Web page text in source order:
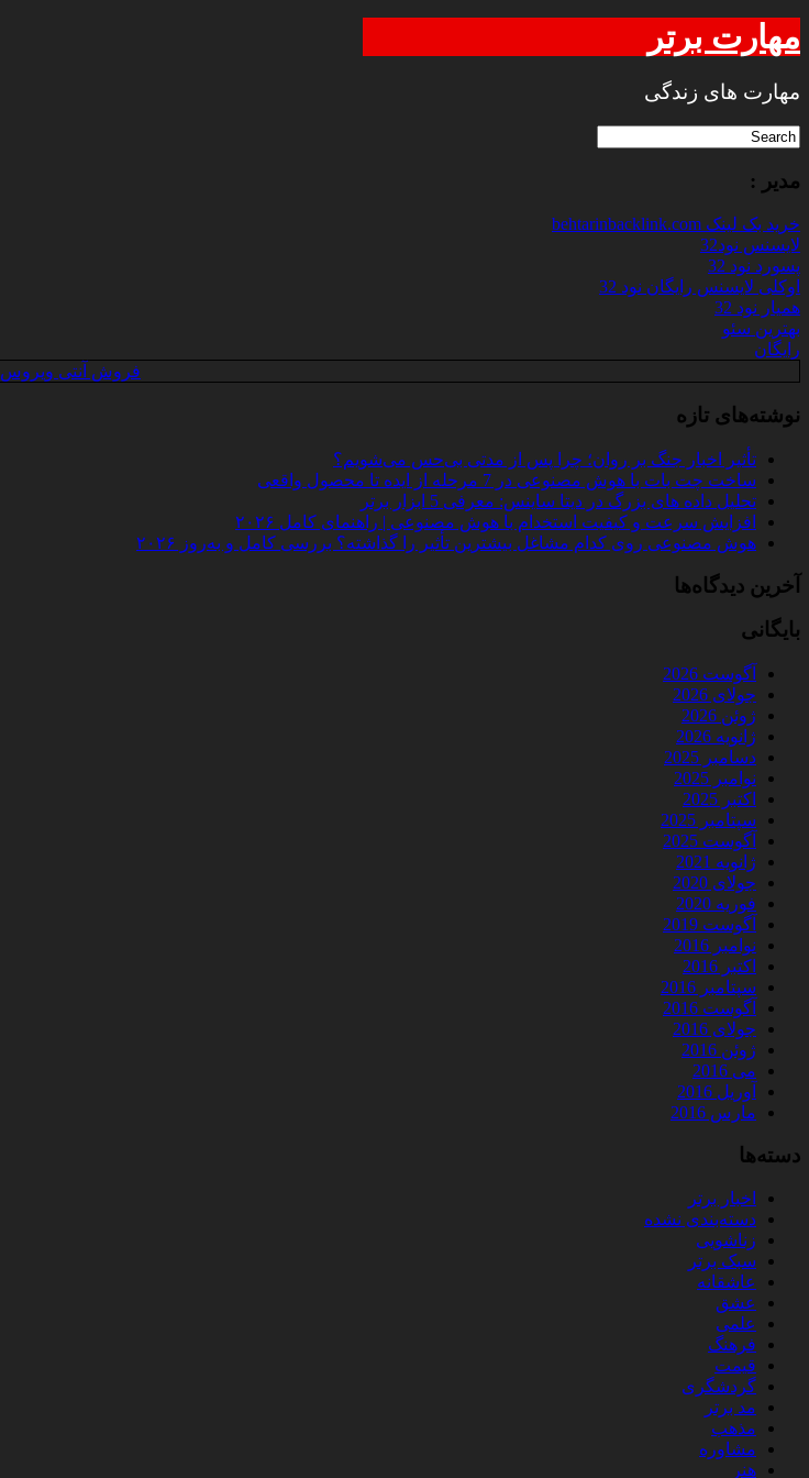
مهارت برتر
مهارت های زندگی
مدیر :
خرید بک لینک behtarinbacklink.com
لایسنس نود32
پسورد نود 32
اوکلی لایسنس رایگان نود 32
همیار نود 32
بهترین سئو
رایگان
فروش آنتی ویروس
نوشته‌های تازه
تأثیر اخبار جنگ بر روان؛ چرا پس از مدتی بی‌حس می‌شویم؟
ساخت چت‌ بات با هوش مصنوعی در 7 مرحله از ایده تا محصول واقعی
تحلیل داده‌ های بزرگ در دیتا ساینس: معرفی 5 ابزار برتر
افزایش سرعت و کیفیت استخدام با هوش مصنوعی | راهنمای کامل ۲۰۲۶
هوش مصنوعی روی کدام مشاغل بیشترین تأثیر را گذاشته؟ بررسی کامل و به‌روز ۲۰۲۶
آخرین دیدگاه‌ها
بایگانی
آگوست 2026
جولای 2026
ژوئن 2026
ژانویه 2026
دسامبر 2025
نوامبر 2025
اکتبر 2025
سپتامبر 2025
آگوست 2025
ژانویه 2021
جولای 2020
فوریه 2020
آگوست 2019
نوامبر 2016
اکتبر 2016
سپتامبر 2016
آگوست 2016
جولای 2016
ژوئن 2016
می 2016
آوریل 2016
مارس 2016
دسته‌ها
اخبار برتر
دسته‌بندی نشده
زناشویی
سبک برتر
عاشقانه
عشق
علمی
فرهنگ
قیمت
گردشگری
مد برتر
مذهب
مشاوره
هنر